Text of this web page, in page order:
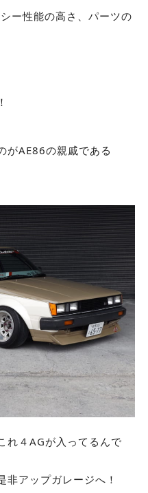
ー性能の高さ、パーツの
がAE86の親戚である
れ４AGが入ってるんで
非アップガレージへ！